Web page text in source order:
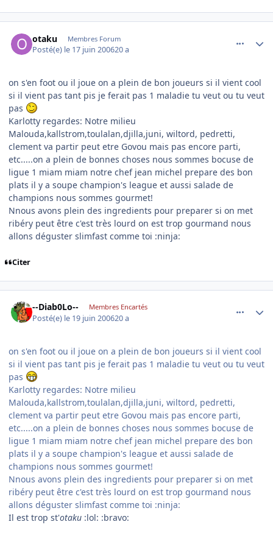
otaku Membres Forum
Posté(e) le 17 juin 200620 a
on s'en foot ou il joue on a plein de bon joueurs si il vient cool
si il vient pas tant pis je ferait pas 1 maladie tu veut ou tu veut
pas
Karlotty regardes: Notre milieu
Malouda,kallstrom,toulalan,djilla,juni, wiltord, pedretti,
clement va partir peut etre Govou mais pas encore parti,
etc.....on a plein de bonnes choses nous sommes bocuse de
ligue 1 miam miam notre chef jean michel prepare des bon
plats il y a soupe champion's league et aussi salade de
champions nous sommes gourmet!
Nnous avons plein des ingredients pour preparer si on met
ribéry peut être c'est très lourd on est trop gourmand nous
allons déguster slimfast comme toi :ninja:
Citer
--Diab0Lo-- Membres Encartés
Posté(e) le 19 juin 200620 a
on s'en foot ou il joue on a plein de bon joueurs si il vient cool
si il vient pas tant pis je ferait pas 1 maladie tu veut ou tu veut
pas
Karlotty regardes: Notre milieu
Malouda,kallstrom,toulalan,djilla,juni, wiltord, pedretti,
clement va partir peut etre Govou mais pas encore parti,
etc.....on a plein de bonnes choses nous sommes bocuse de
ligue 1 miam miam notre chef jean michel prepare des bon
plats il y a soupe champion's league et aussi salade de
champions nous sommes gourmet!
Nnous avons plein des ingredients pour preparer si on met
ribéry peut être c'est très lourd on est trop gourmand nous
allons déguster slimfast comme toi :ninja:
Il est trop st'otaku :lol: :bravo: